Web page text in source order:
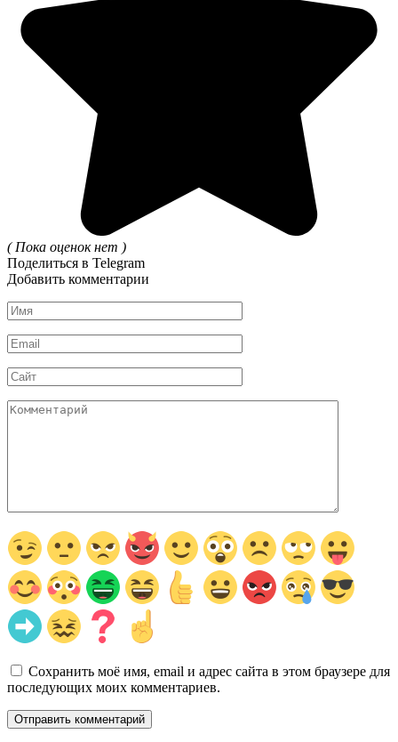
( Пока оценок нет )
Поделиться в Telegram
Добавить комментарии
Имя
*
Email
*
Сайт
Комментарий
Сохранить моё имя, email и адрес сайта в этом браузере для
последующих моих комментариев.